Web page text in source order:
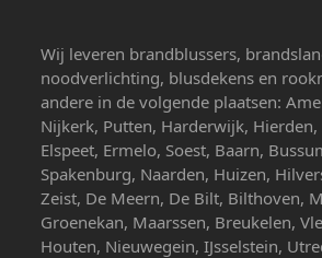
Wij leveren brandblussers,
noodverlichting, blusdekens en
andere in de volgende plaatsen:
Nijkerk, Putten, Harderwijk, Hierden,
Elspeet, Ermelo, Soest, Baarn,
Spakenburg, Naarden, Huizen,
Zeist, De Meern, De Bilt, Bilthoven,
Groenekan, Maarssen, Breukelen,
Houten, Nieuwegein, IJsselstein,